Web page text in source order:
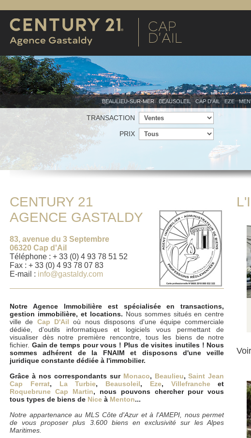
BEAULIEU-SUR-MER BEAUSOLEIL CAP D'AIL EZE
TRANSACTION
PRIX
CENTURY 21
AGENCE GASTALDY
83, avenue du 3 Septembre
06320 Cap d'Ail
Téléphone : + 33 (0) 4 93 78 51 52
Fax : + 33 (0) 4 93 78 07 83
E-mail : info@gastaldy.com
Notre Agence Immobilière est spécialisée en transactions,
gestion immobilière, et locations. Nous sommes situés en centre
ville de Cap D'Ail où nous disposons d'une équipe commerciale
dédiée, d'outils informatiques et logiciels vous permettant de
visualiser dès notre première rencontre, tous les biens de notre
fichier. Gain de temps pour vous ! Plus de visites inutiles ! Nous
sommes adhérent de la FNAIM et disposons d'une veille
juridique constante dédiée à l'immobilier.
Grâce à nos correspondants sur Monaco, Beaulieu,Saint Jean
Cap Ferrat, La Turbie, Beausoleil, Eze, Villefrancheet
Roquebrune Cap Martin, nous pouvons chercher pour vous
tous types de biens de Nice à Menton...
Notre appartenance au MLS Côte d'Azur et à l'AMEPI, nous permet
de vous proposer plus 3.600 biens en exclusivité sur les Alpes
Maritimes.